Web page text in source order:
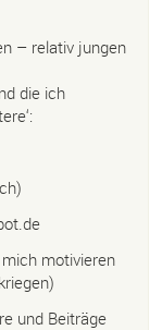
– relativ jungen
die ich
motivieren
und Beiträge